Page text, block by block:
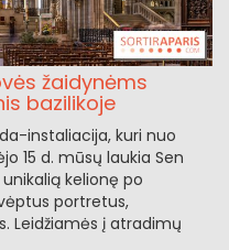
žaidynėms
bazilikoje
instaliacija, kuri nuo
15 d. mūsų laukia Sen
kelionę po
portretus,
Leidžiamės į atradimų